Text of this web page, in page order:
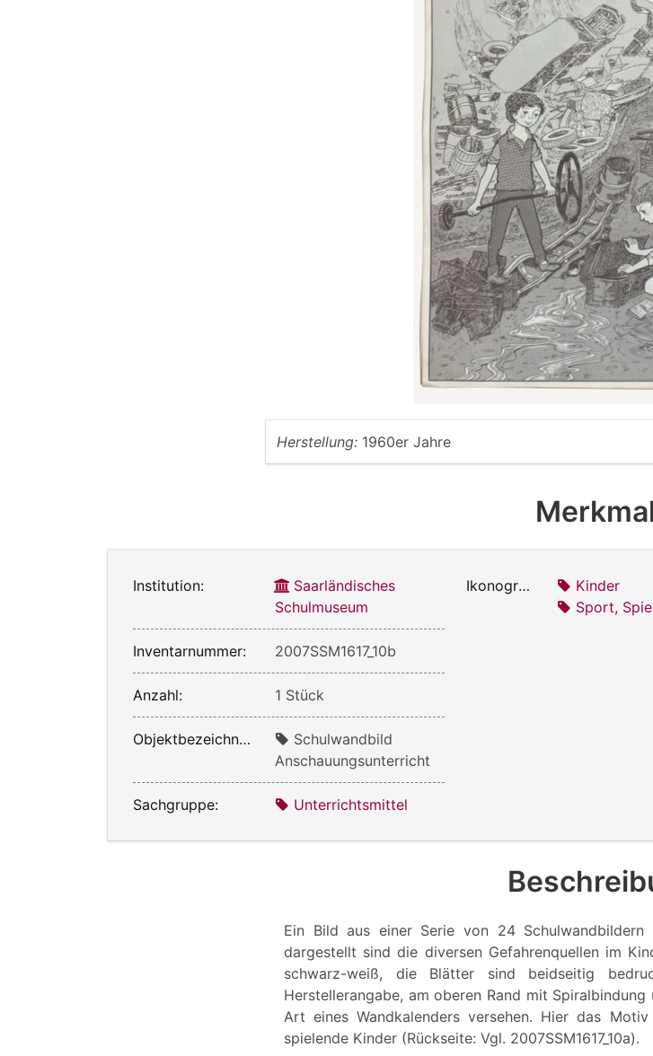
Herstellung: 1960er Jahre
Institution:
Saarländisches
Schulmuseum
Inventarnummer: 2007SSM1617_10b
Anzahl: 1 Stück
Objektbezeichnung:
Schulwandbild
Anschauungsunterricht
Sachgruppe: Unterrichtsmittel
Ikonografie:
Kinder
Sport,
Ein Bild aus einer Serie von 24 Schulwandbildern
dargestellt sind die diversen Gefahrenquellen im
schwarz-weiß, die Blätter sind beidseitig
Herstellerangabe, am oberen Rand mit
Art eines Wandkalenders versehen. Hier das
spielende Kinder (Rückseite: Vgl. 2007SSM1617_10a).